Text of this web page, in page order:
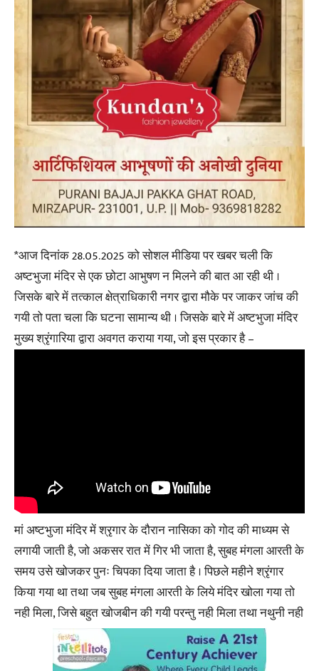
*आज दिनांक 28.05.2025 को सोशल मीडिया पर खबर चली कि
अष्टभुजा मंदिर से एक छोटा आभुषण न मिलने की बात आ रही थी ।
जिसके बारे में तत्काल क्षेत्राधिकारी नगर द्वारा मौके पर जाकर जांच की
गयी तो पता चला कि घटना सामान्य थी । जिसके बारे में अष्टभुजा मंदिर
मुख्य श्रृंगारिया द्वारा अवगत कराया गया, जो इस प्रकार है –
मां अष्टभुजा मंदिर में श्रृगार के दौरान नासिका को गोद की माध्यम से
लगायी जाती है, जो अकसर रात में गिर भी जाता है, सुबह मंगला आरती के
समय उसे खोजकर पुनः चिपका दिया जाता है । पिछले महीने श्रृंगार
किया गया था तथा जब सुबह मंगला आरती के लिये मंदिर खोला गया तो
नही मिला, जिसे बहुत खोजबीन की गयी परन्तु नही मिला तथा नथुनी नही